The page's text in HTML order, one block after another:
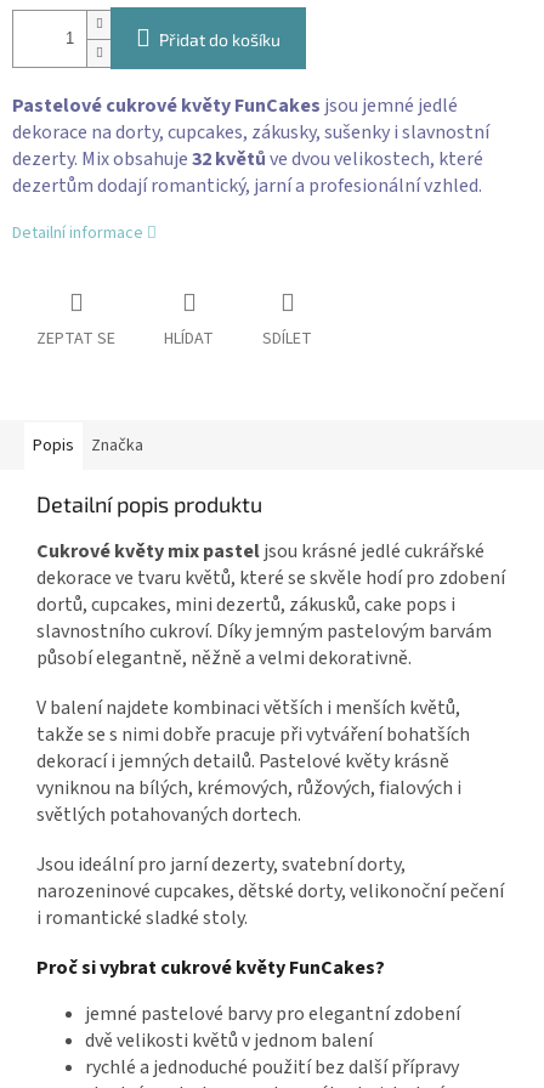
Přidat do košíku
Pastelové cukrové květy FunCakes jsou jemné jedlé
dekorace na dorty, cupcakes, zákusky, sušenky i slavnostní
dezerty. Mix obsahuje32 květůve dvou velikostech, které
dezertům dodají romantický, jarní a profesionální vzhled.
Detailní informace
ZEPTAT SE HLÍDAT SDÍLET
Popis Značka
Detailní popis produktu
Cukrové květy mix pasteljsou krásné jedlé cukrářské
dekorace ve tvaru květů, které se skvěle hodí pro zdobení
dortů, cupcakes, mini dezertů, zákusků, cake pops i
slavnostního cukroví. Díky jemným pastelovým barvám
působí elegantně, něžně a velmi dekorativně.
V balení najdete kombinaci větších i menších květů,
takže se s nimi dobře pracuje při vytváření bohatších
dekorací i jemných detailů. Pastelové květy krásně
vyniknou na bílých, krémových, růžových, fialových i
světlých potahovaných dortech.
Jsou ideální pro jarní dezerty, svatební dorty,
narozeninové cupcakes, dětské dorty, velikonoční pečení
i romantické sladké stoly.
Proč si vybrat cukrové květy FunCakes?
jemné pastelové barvy pro elegantní zdobení
dvě velikosti květů v jednom balení
rychlé a jednoduché použití bez další přípravy